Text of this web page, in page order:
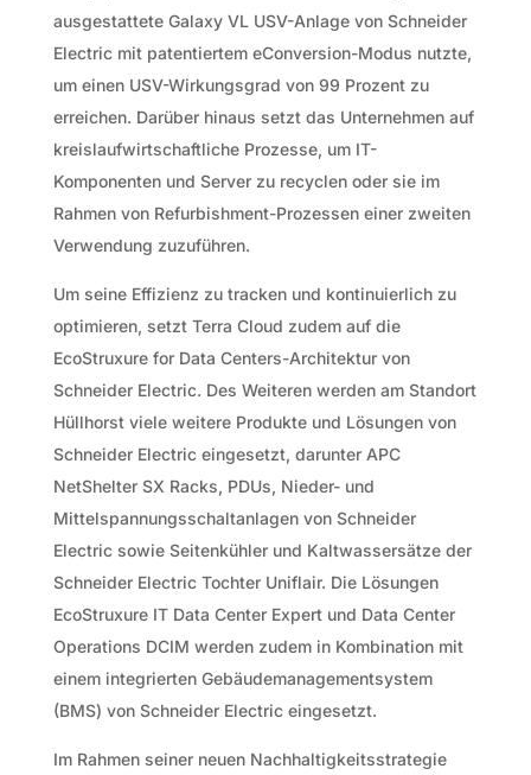
ausgestattete Galaxy VL USV-Anlage von Schneider
Electric mit patentiertem eConversion-Modus nutzte,
um einen USV-Wirkungsgrad von 99 Prozent zu
erreichen. Darüber hinaus setzt das Unternehmen auf
kreislaufwirtschaftliche Prozesse, um IT-
Komponenten und Server zu recyclen oder sie im
Rahmen von Refurbishment-Prozessen einer zweiten
Verwendung zuzuführen.
Um seine Effizienz zu tracken und kontinuierlich zu
optimieren, setzt Terra Cloud zudem auf die
EcoStruxure for Data Centers-Architektur von
Schneider Electric. Des Weiteren werden am Standort
Hüllhorst viele weitere Produkte und Lösungen von
Schneider Electric eingesetzt, darunter APC
NetShelter SX Racks, PDUs, Nieder- und
Mittelspannungsschaltanlagen von Schneider
Electric sowie Seitenkühler und Kaltwassersätze der
Schneider Electric Tochter Uniflair. Die Lösungen
EcoStruxure IT Data Center Expert und Data Center
Operations DCIM werden zudem in Kombination mit
einem integrierten Gebäudemanagementsystem
(BMS) von Schneider Electric eingesetzt.
Im Rahmen seiner neuen Nachhaltigkeitsstrategie